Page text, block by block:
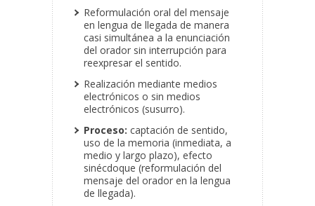
Reformulación oral del mensaje
en lengua de llegada de manera
casi simultánea a la enunciación
del orador sin interrupción para
reexpresar el sentido.
Realización mediante medios
electrónicos o sin medios
electrónicos (susurro).
Proceso: captación de sentido,
uso de la memoria (inmediata, a
medio y largo plazo), efecto
sinécdoque (reformulación del
mensaje del orador en la lengua
de llegada).